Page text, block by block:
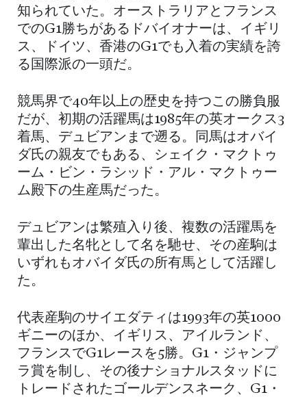
知られていた。オーストラリアとフランス
でのG1勝ちがあるドバイオナーは、イギリ
ス、ドイツ、香港のG1でも入着の実績を誇
る国際派の一頭だ。
競馬界で40年以上の歴史を持つこの勝負服
だが、初期の活躍馬は1985年の英オークス3
着馬、デュビアンまで遡る。同馬はオバイ
ダ氏の親友でもある、シェイク・マクトゥ
ーム・ビン・ラシッド・アル・マクトゥー
ム殿下の生産馬だった。
デュビアンは繁殖入り後、複数の活躍馬を
輩出した名牝として名を馳せ、その産駒は
いずれもオバイダ氏の所有馬として活躍し
た。
代表産駒のサイエダティは1993年の英1000
ギニーのほか、イギリス、アイルランド、
フランスでG1レースを5勝。G1・ジャンプ
ラ賞を制し、その後ナショナルスタッドに
トレードされたゴールデンスネーク、G1・